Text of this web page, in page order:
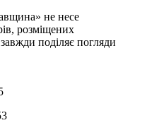
не несе
розміщених
поділяє погляди